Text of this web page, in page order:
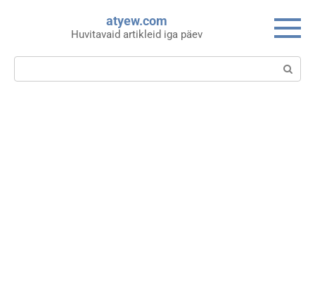
atyew.com
Huvitavaid artikleid iga päev
Search: